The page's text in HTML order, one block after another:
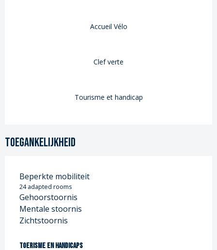
Accueil Vélo
Clef verte
Tourisme et handicap
Toegankelijkheid
Beperkte mobiliteit
24 adapted rooms
Gehoorstoornis
Mentale stoornis
Zichtstoornis
Toerisme en handicaps
Toerisme en handicaps